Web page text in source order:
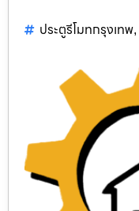
ประตูรีโมทกรุงเทพ,